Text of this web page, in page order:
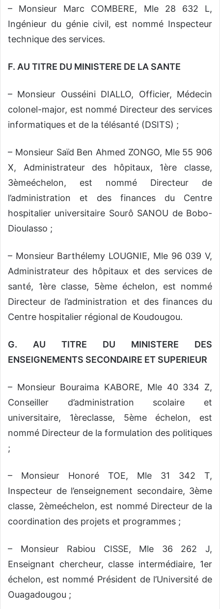
– Monsieur Marc COMBERE, Mle 28 632 L,
Ingénieur du génie civil, est nommé Inspecteur
technique des services.
F. AU TITRE DU MINISTERE DE LA SANTE
– Monsieur Ousséini DIALLO, Officier, Médecin
colonel-major, est nommé Directeur des services
informatiques et de la télésanté (DSITS) ;
– Monsieur Saïd Ben Ahmed ZONGO, Mle 55 906
X, Administrateur des hôpitaux, 1ère classe,
3èmeéchelon, est nommé Directeur de
l’administration et des finances du Centre
hospitalier universitaire Sourô SANOU de Bobo-
Dioulasso ;
– Monsieur Barthélemy LOUGNIE, Mle 96 039 V,
Administrateur des hôpitaux et des services de
santé, 1ère classe, 5ème échelon, est nommé
Directeur de l’administration et des finances du
Centre hospitalier régional de Koudougou.
G. AU TITRE DU MINISTERE DES
ENSEIGNEMENTS SECONDAIRE ET SUPERIEUR
– Monsieur Bouraima KABORE, Mle 40 334 Z,
Conseiller d’administration scolaire et
universitaire, 1èreclasse, 5ème échelon, est
nommé Directeur de la formulation des politiques
;
– Monsieur Honoré TOE, Mle 31 342 T,
Inspecteur de l’enseignement secondaire, 3ème
classe, 2èmeéchelon, est nommé Directeur de la
coordination des projets et programmes ;
– Monsieur Rabiou CISSE, Mle 36 262 J,
Enseignant chercheur, classe intermédiaire, 1er
échelon, est nommé Président de l’Université de
Ouagadougou ;